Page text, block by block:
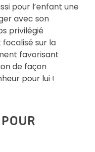
pour l’enfant une
avec son
privilégié
sur la
favorisant
de façon
pour lui !